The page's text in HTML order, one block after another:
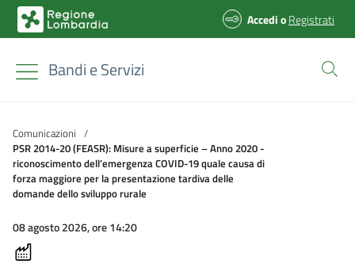
AccedioRegistrati
Bandi e Servizi
Comunicazioni /
PSR 2014-20 (FEASR): Misure a superficie – Anno 2020 -
riconoscimento dell’emergenza COVID-19 quale causa di
forza maggiore per la presentazione tardiva delle
domande dello sviluppo rurale
08 agosto 2026, ore 14:20